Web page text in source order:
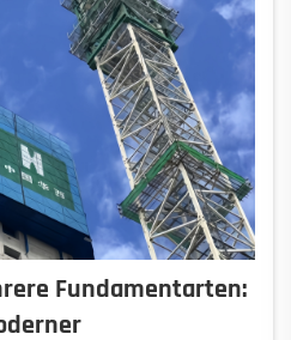
Fundamentarten: